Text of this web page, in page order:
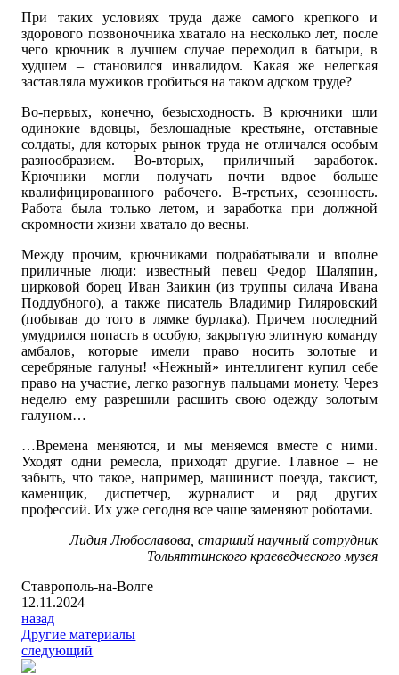
При таких условиях труда даже самого крепкого и
здорового позвоночника хватало на несколько лет, после
чего крючник в лучшем случае переходил в батыри, в
худшем – становился инвалидом. Какая же нелегкая
заставляла мужиков гробиться на таком адском труде?
Во-первых, конечно, безысходность. В крючники шли
одинокие вдовцы, безлошадные крестьяне, отставные
солдаты, для которых рынок труда не отличался особым
разнообразием. Во-вторых, приличный заработок.
Крючники могли получать почти вдвое больше
квалифицированного рабочего. В-третьих, сезонность.
Работа была только летом, и заработка при должной
скромности жизни хватало до весны.
Между прочим, крючниками подрабатывали и вполне
приличные люди: известный певец Федор Шаляпин,
цирковой борец Иван Заикин (из труппы силача Ивана
Поддубного), а также писатель Владимир Гиляровский
(побывав до того в лямке бурлака). Причем последний
умудрился попасть в особую, закрытую элитную команду
амбалов, которые имели право носить золотые и
серебряные галуны! «Нежный» интеллигент купил себе
право на участие, легко разогнув пальцами монету. Через
неделю ему разрешили расшить свою одежду золотым
галуном…
…Времена меняются, и мы меняемся вместе с ними.
Уходят одни ремесла, приходят другие. Главное – не
забыть, что такое, например, машинист поезда, таксист,
каменщик, диспетчер, журналист и ряд других
профессий. Их уже сегодня все чаще заменяют роботами.
Лидия Любославова, старший научный сотрудник
Тольяттинского краеведческого музея
Ставрополь-на-Волге
12.11.2024
назад
Другие материалы
следующий